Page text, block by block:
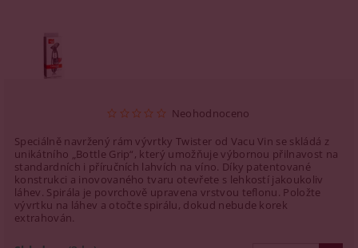
Neohodnoceno
Speciálně navržený rám vývrtky Twister od Vacu Vin se skládá z
unikátního „Bottle Grip“, který umožňuje výbornou přilnavost na
standardních i příručních lahvích na víno. Díky patentované
konstrukci a inovovaného tvaru otevřete s lehkostí jakoukoliv
láhev. Spirála je povrchově upravena vrstvou teflonu. Položte
vývrtku na láhev a otočte spirálu, dokud nebude korek
extrahován.